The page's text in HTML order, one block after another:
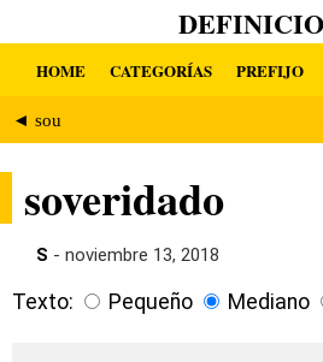
HOME CATEGORÍAS PREFIJO
◄ sou
soveridado
S - noviembre 13, 2018
Texto: Pequeño Mediano